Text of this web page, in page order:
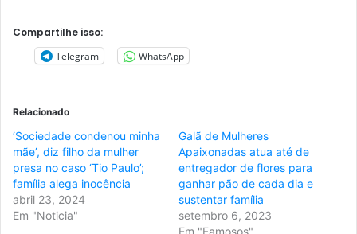
Compartilhe isso:
Telegram
WhatsApp
Relacionado
‘Sociedade condenou minha
mãe’, diz filho da mulher
presa no caso ‘Tio Paulo’;
família alega inocência
abril 23, 2024
Em "Noticia"
Galã de Mulheres
Apaixonadas atua até de
entregador de flores para
ganhar pão de cada dia e
sustentar família
setembro 6, 2023